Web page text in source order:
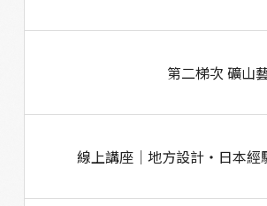
第二梯次 礦山
線上講座│地方設計・日本經